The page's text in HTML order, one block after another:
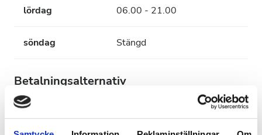
lördag 06.00 - 21.00
söndag Stängd
Betalningsalternativ